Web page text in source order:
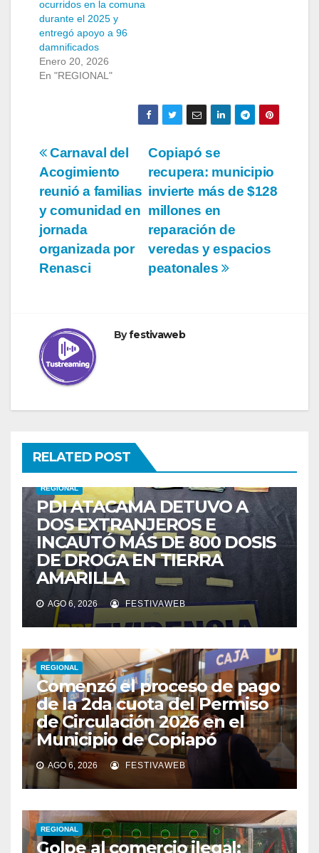
ocurridos en la comuna
durante el 2025 y
entregó apoyo a 96
damnificados
Enero 20, 2026
En "REGIONAL"
Navegación
de
entradas
Copiapó se
recupera: municipio
invierte más de $128
millones en
reparación de
veredas y espacios
peatonales
Carnaval del
Acogimiento
reunió a familias
y comunidad en
jornada
organizada por
Renasci
Byfestivaweb
RELATED POST
REGIONAL
PDI ATACAMA DETUVO A
DOS EXTRANJEROS E
INCAUTÓ MÁS DE 800 DOSIS
DE DROGA EN TIERRA
AMARILLA
AGO 6, 2026 FESTIVAWEB
REGIONAL
Comenzó el proceso de pago
de la 2da cuota del Permiso
de Circulación 2026 en el
Municipio de Copiapó
AGO 6, 2026 FESTIVAWEB
REGIONAL
Golpe al comercio ilegal: